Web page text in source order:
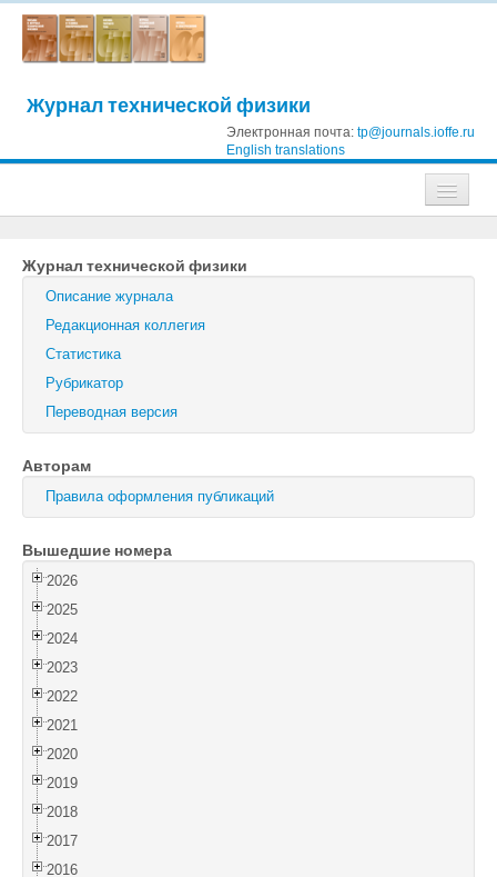
Журнал технической физики
Электронная почта: tp@journals.ioffe.ru
English translations
Журнал технической физики
Письма в Журнал технической физики
Физика твердого тела
Поиск
Журнал технической физики
Описание журнала
Редакционная коллегия
Статистика
Рубрикатор
Переводная версия
Авторам
Правила оформления публикаций
Вышедшие номера
2026
2025
2024
2023
2022
2021
2020
2019
2018
2017
2016